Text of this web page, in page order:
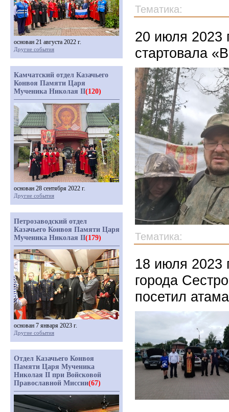
Тематика:
20 июля 2023
стартовала
Тематика:
18 июля 2023
города
посетил
основан 21 августа 2022 г.
Другие события
Камчатский отдел Казачьего
Конвоя Памяти Царя
Мученика Николая II(120)
основан 28 сентября 2022 г.
Другие события
Петрозаводский отдел
Казачьего Конвоя Памяти Царя
Мученика Николая II(179)
основан 7 января 2023 г.
Другие события
Отдел Казачьего Конвоя
Памяти Царя Мученика
Николая II при Войсковой
Православной Миссии(67)